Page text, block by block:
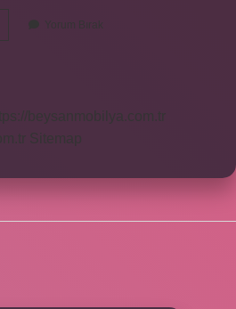
Yorum Bırak
beysanmobilya.com.tr
Sitemap